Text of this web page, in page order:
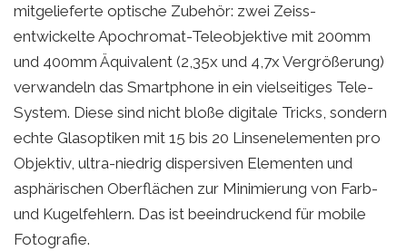
mitgelieferte optische Zubehör: zwei Zeiss-
entwickelte Apochromat-Teleobjektive mit 200mm
und 400mm Äquivalent (2,35x und 4,7x Vergrößerung)
verwandeln das Smartphone in ein vielseitiges Tele-
System. Diese sind nicht bloße digitale Tricks, sondern
echte Glasoptiken mit 15 bis 20 Linsenelementen pro
Objektiv, ultra-niedrig dispersiven Elementen und
asphärischen Oberflächen zur Minimierung von Farb-
und Kugelfehlern. Das ist beeindruckend für mobile
Fotografie.